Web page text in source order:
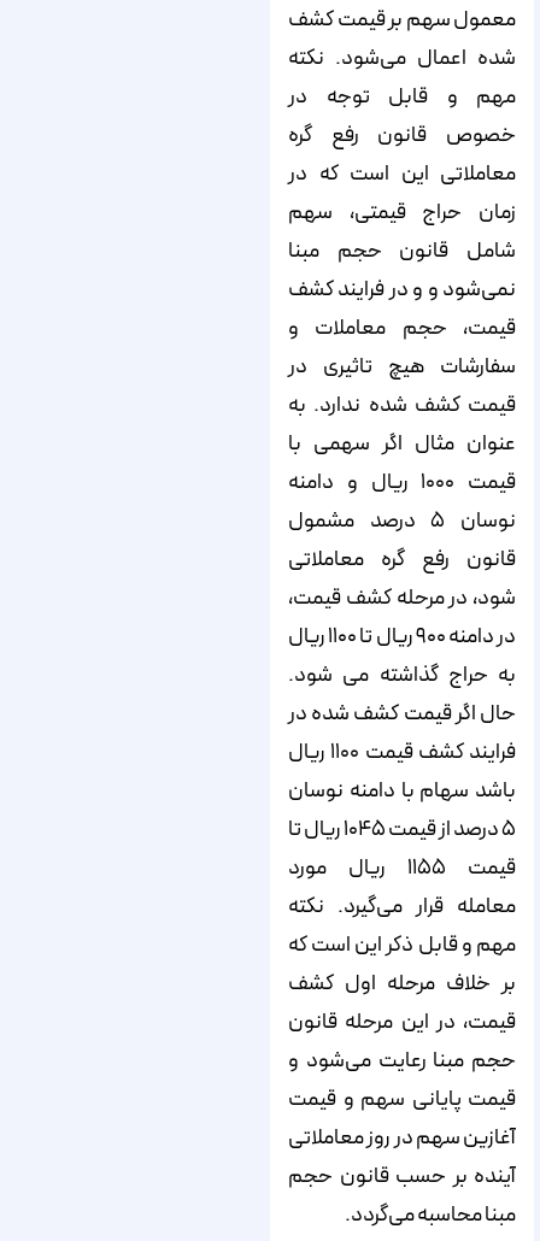
معمول سهم بر قیمت کشف
شده اعمال می‌شود. نکته
مهم و قابل توجه در
خصوص قانون رفع گره
معاملاتی این است که در
زمان حراج قیمتی، سهم
شامل قانون حجم مبنا
نمی‌شود و و در فرایند کشف
قیمت، حجم معاملات و
سفارشات هیچ تاثیری در
قیمت کشف شده ندارد. به
عنوان مثال اگر سهمی با
قیمت ۱۰۰۰ ریال و دامنه
نوسان ۵ درصد مشمول
قانون رفع گره معاملاتی
شود، در مرحله کشف قیمت،
در دامنه ۹۰۰ ریال تا ۱۱۰۰ ریال
به حراج گذاشته می شود.
حال اگر قیمت کشف شده در
فرایند کشف قیمت ۱۱۰۰ ریال
باشد سهام با دامنه نوسان
۵ درصد از قیمت ۱۰۴۵ ریال تا
قیمت ۱۱۵۵ ریال مورد
معامله قرار می‌گیرد. نکته
مهم و قابل ذکر این است که
بر خلاف مرحله اول کشف
قیمت، در این مرحله قانون
حجم مبنا رعایت می‌شود و
قیمت پایانی سهم و قیمت
آغازین سهم در روز معاملاتی
آینده بر حسب قانون حجم
مبنا محاسبه می‌گردد.